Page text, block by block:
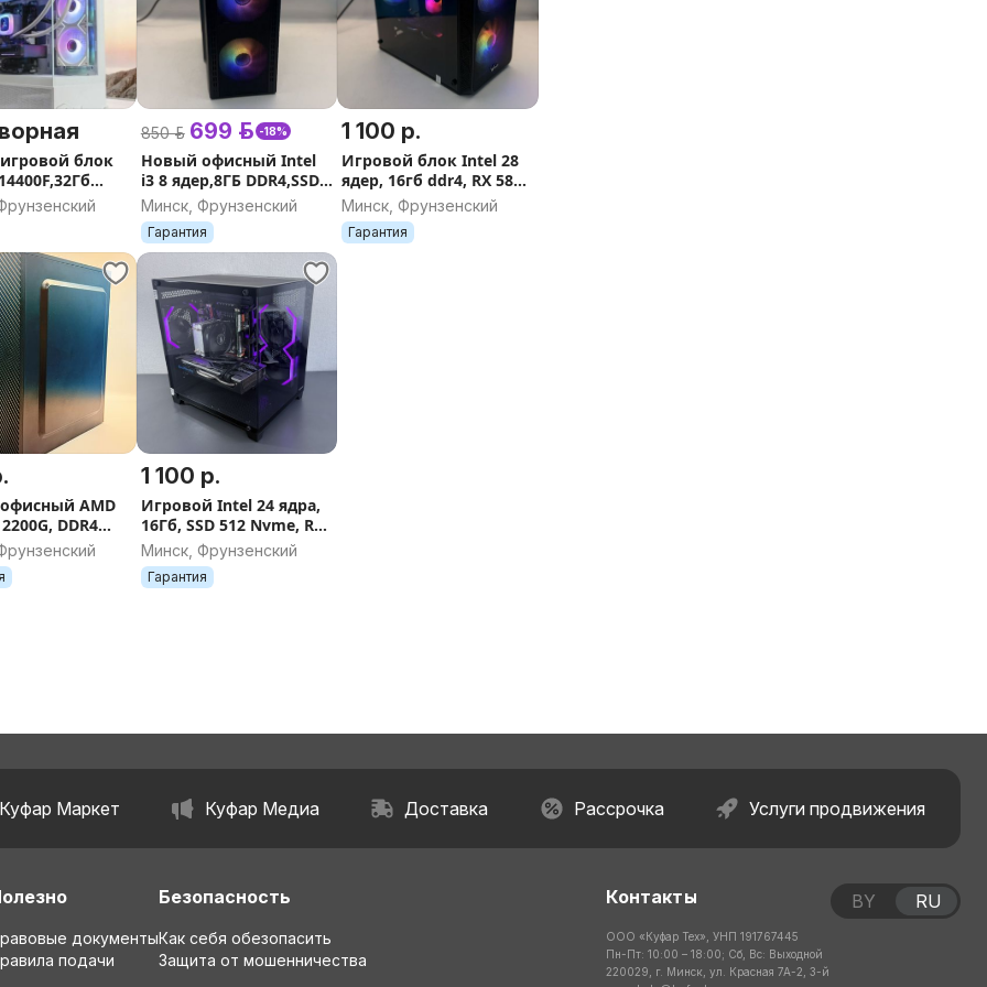
блок
512Gb, RTX
850 р. 699 р. -18%
Новый офисный Intel
i3 8 ядер,8ГБ DDR4,SSD
256,гарантия,безнал
Минск, Фрунзенский
Гарантия
1 100 р.
Игровой блок Intel 28
ядер, 16гб ddr4, RX 580,
SSD 512, гарантия
Минск, Фрунзенский
Гарантия
AMD
DDR4
120, безнал
1 100 р.
Игровой Intel 24 ядра,
16Гб, SSD 512 Nvme, RX
570 8GB, гарантия
Минск, Фрунзенский
Гарантия
Куфар Маркет Куфар Медиа Доставка Рассрочка Услуги продвижения
документы
подачи
Безопасность
Как себя обезопасить
Защита от мошенничества
Контакты
ООО «Куфар Тех», УНП 191767445
Пн-Пт: 10:00 – 18:00; Сб, Вс: Выходной
220029, г. Минск, ул. Красная 7А-2, 3-й
BY RU